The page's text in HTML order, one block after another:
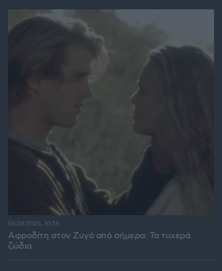
Αφροδίτη στον Ζυγό από σήμερα: Τα τυχερά
ζώδια
06.08.2026, 10:56